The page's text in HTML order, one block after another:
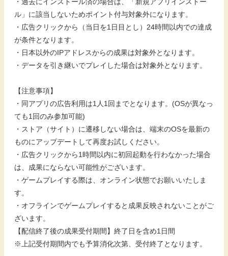
ル」に該当しないためポイント付与対象外になります。
・広告クリックから（当日を1日目とし）24時間以内での達成
が条件となります。
・日本以外のIPアドレスからの成果は対象外となります。
・データを引き継いでプレイした場合は対象外となります。
【注意事項】
・同アプリの広告利用は1人1回までとなります。(OSが異なっ
ても1回のみ参加可能)
・ストア（サイト）に遷移しない場合は、端末のOSを最新の
ものにアップデートして再度お試しください。
・広告クリックから1時間以内に初回起動を行わなかった場合
は、成果にならない可能性がございます。
・ゲームプレイする際は、オンライン状態でお願いいたしま
す。
・オフラインでゲームプレイすると成果反映されないことがご
ざいます。
【配信終了後の成果受付期間】終了日を含め1日間
※上記受付期間内でも予算消化次第、受付終了となります。